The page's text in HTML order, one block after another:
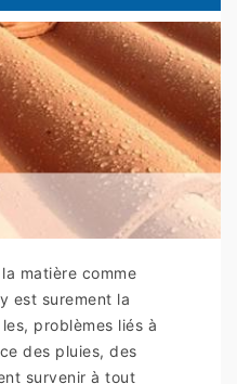
matière comme
est surement la
problèmes liés à
des pluies, des
survenir à tout